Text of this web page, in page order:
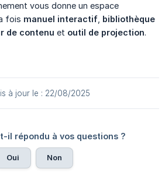
vous donne un espace
fois manuel interactif bibliothèque
de contenu et outil de projection.
à jour le : 22/08/2025
il répondu à vos questions ?
Oui Non